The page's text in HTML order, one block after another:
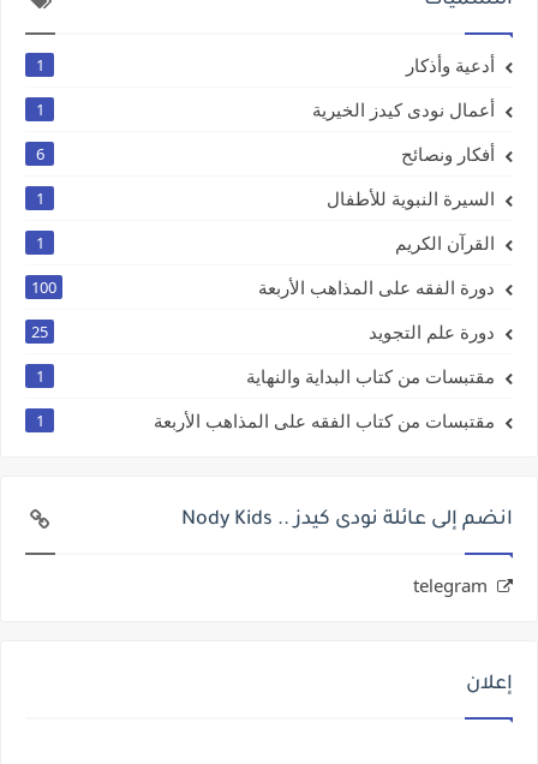
أدعية وأذكار 1
أعمال نودى كيدز الخيرية 1
أفكار ونصائح 6
السيرة النبوية للأطفال 1
القرآن الكريم 1
دورة الفقه على المذاهب الأربعة 100
دورة علم التجويد 25
مقتبسات من كتاب البداية والنهاية 1
مقتبسات من كتاب الفقه على المذاهب الأربعة 1
انضم إلى عائلة نودى كيدز .. Nody Kids
telegram
إعلان